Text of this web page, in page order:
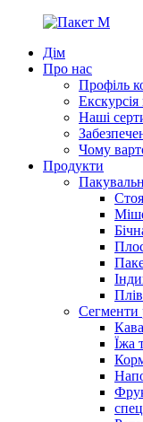
Дім
Про нас
Профіль
Наші
Чому
Продукти
Сегменти
Їжа